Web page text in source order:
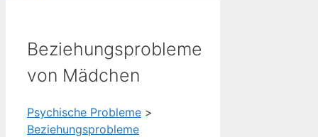
Beziehungsprobleme
von Mädchen
Psychische Probleme >
Beziehungsprobleme